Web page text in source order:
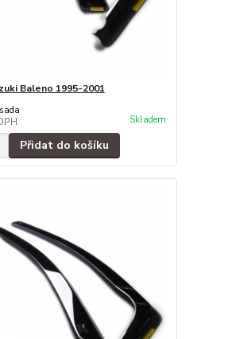
Baleno 1995-2001
Skladem
Přidat do košíku